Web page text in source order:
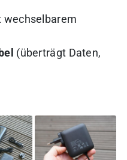
wechselbarem
(überträgt Daten,